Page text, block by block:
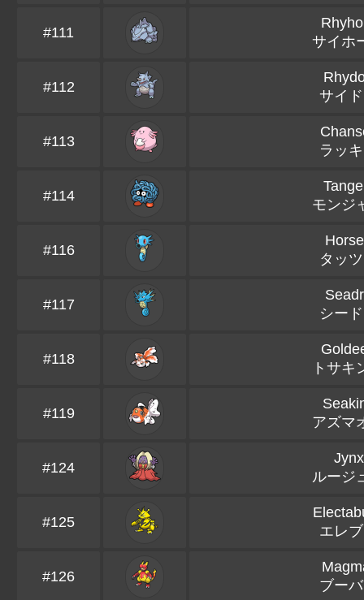
#111
サイホ
#112
サイ
#113
ラッ
#114
モンジ
#116
タッ
#117
シー
#118
トサキ
#119
アズマ
#124
Jynx
ルージ
#125
エレ
#126
ブー